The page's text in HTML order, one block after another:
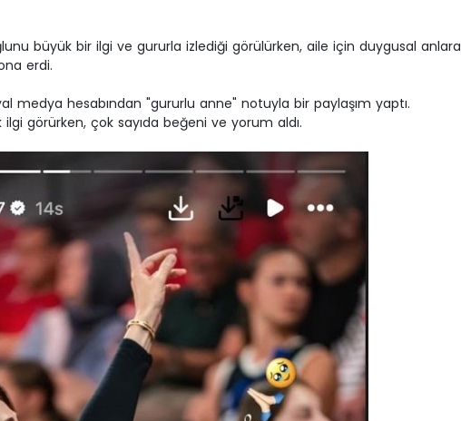
büyük bir ilgi ve gururla izlediği görülürken, aile için duygusal anlara
erdi.
medya hesabından "gururlu anne" notuyla bir paylaşım yaptı.
ilgi görürken, çok sayıda beğeni ve yorum aldı.